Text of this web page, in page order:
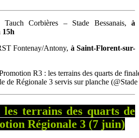
Corbières – Stade Bessanais, à
15h
Fontenay/Antony, à Saint-Florent-sur-
de Régionale 3 servis sur planche (@Stade
les terrains des quarts de
Régionale 3 (7 juin)